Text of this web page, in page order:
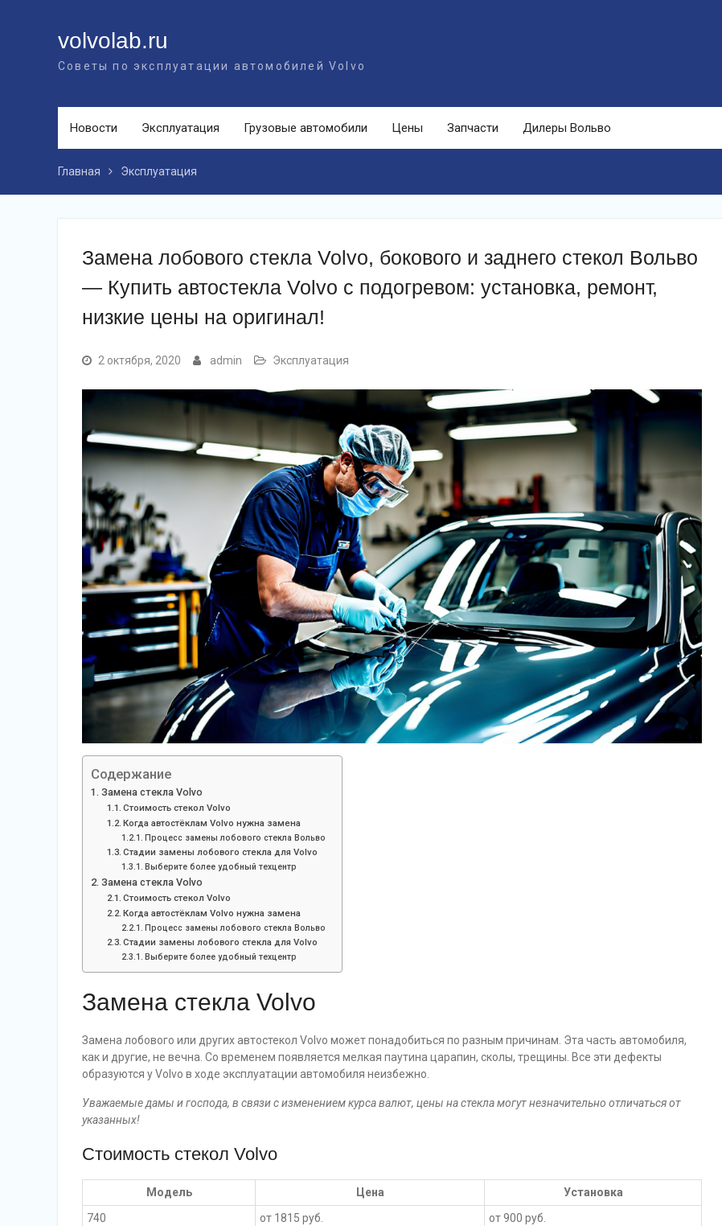
volvolab.ru
Советы по эксплуатации автомобилей Volvo
Новости Эксплуатация Грузовые автомобили Цены Запчасти Дилеры Вольво
Главная Эксплуатация
Замена лобового стекла Volvo, бокового и заднего стекол Вольво
— Купить автостекла Volvo с подогревом: установка, ремонт,
низкие цены на оригинал!
2 октября, 2020 admin Эксплуатация
Содержание
Замена стекла Volvo
Стоимость стекол Volvo
Когда автостёклам Volvo нужна замена
Процесс замены лобового стекла Вольво
Стадии замены лобового стекла для Volvo
Выберите более удобный техцентр
Замена стекла Volvo
Стоимость стекол Volvo
Когда автостёклам Volvo нужна замена
Процесс замены лобового стекла Вольво
Стадии замены лобового стекла для Volvo
Выберите более удобный техцентр
Замена стекла Volvo
Замена лобового или других автостекол Volvo может понадобиться по разным причинам. Эта часть автомобиля,
как и другие, не вечна. Со временем появляется мелкая паутина царапин, сколы, трещины. Все эти дефекты
образуются у Volvo в ходе эксплуатации автомобиля неизбежно.
Уважаемые дамы и господа, в связи с изменением курса валют, цены на стекла могут незначительно отличаться от
указанных!
Стоимость стекол Volvo
Модель Цена
Установка
740
от 1815 руб.
от 900 руб.